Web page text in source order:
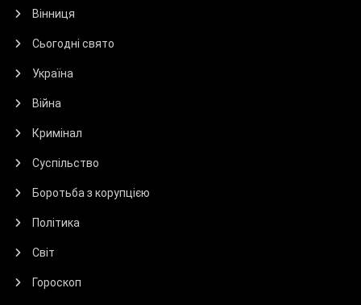
Вінниця
Сьогодні свято
Україна
Війна
Кримінал
Суспільство
Боротьба з корупцією
Політика
Світ
Гороскоп